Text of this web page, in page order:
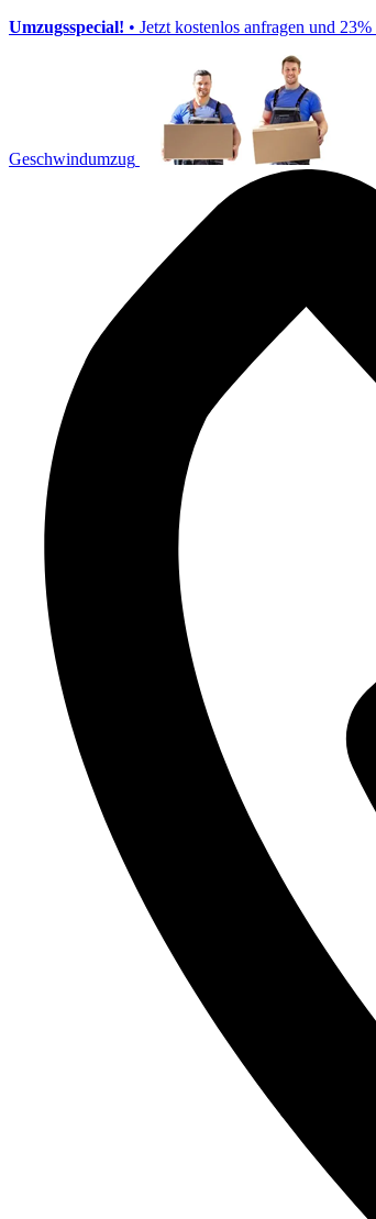
Umzugsspecial! • Jetzt kostenlos anfragen und
Geschwindumzug